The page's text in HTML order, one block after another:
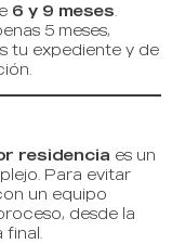
6 y 9 meses.
5 meses,
tu expediente y de
residencia es un
Para evitar
un equipo
desde la
final.